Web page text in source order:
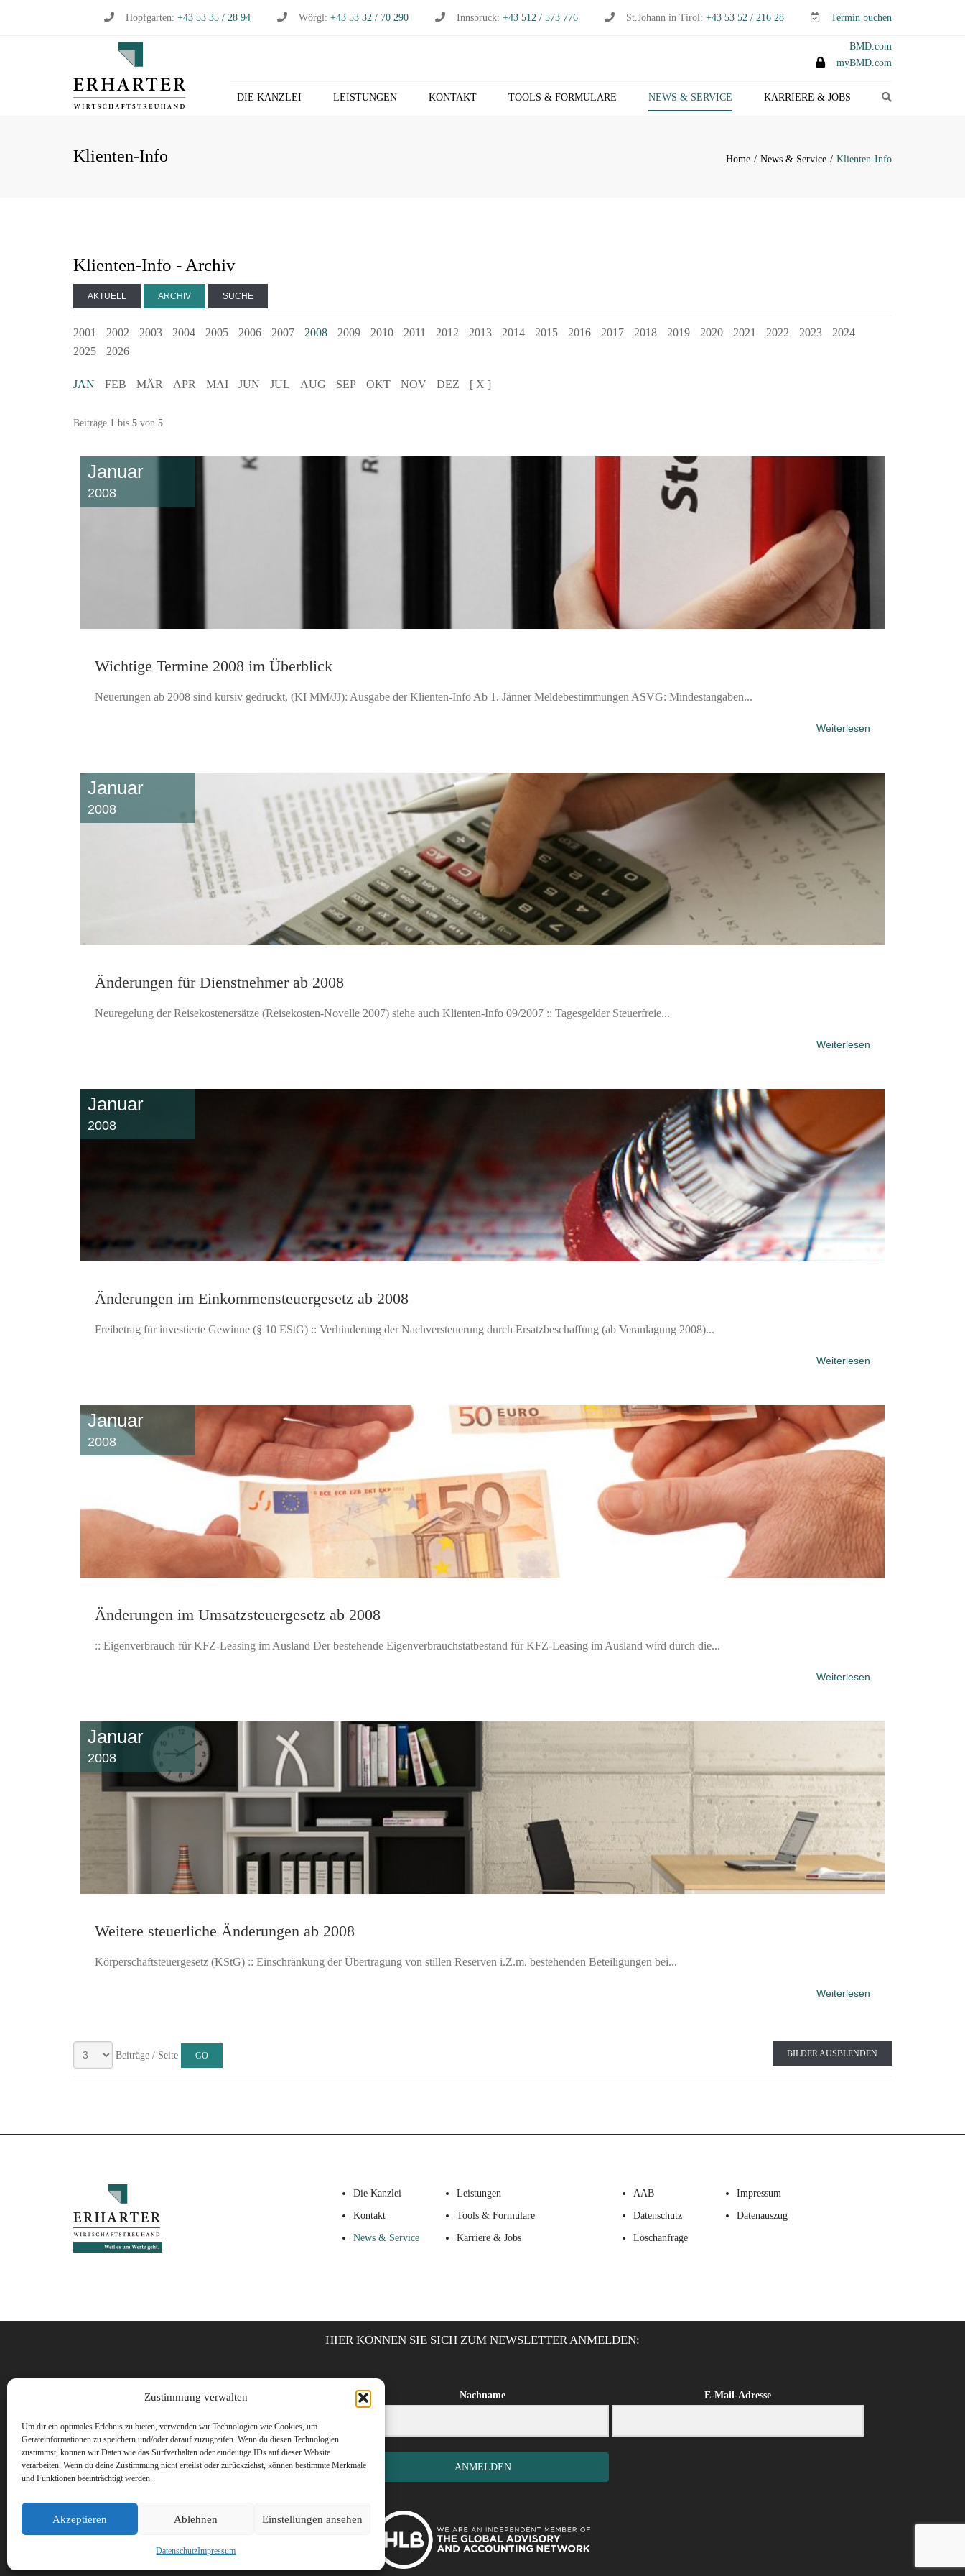
Zustimmung verwalten
Um dir ein optimales Erlebnis zu bieten, verwenden wir Technologien wie Cookies, um
Geräteinformationen zu speichern und/oder darauf zuzugreifen. Wenn du diesen Technologien
zustimmst, können wir Daten wie das Surfverhalten oder eindeutige IDs auf dieser Website
verarbeiten. Wenn du deine Zustimmung nicht erteilst oder zurückziehst, können bestimmte Merkmale
und Funktionen beeinträchtigt werden.
Akzeptieren Ablehnen Einstellungen ansehen
DatenschutzImpressum
Hopfgarten: +43 53 35 / 28 94 Wörgl: +43 53 32 / 70 290 Innsbruck: +43 512 / 573 776 St.Johann in Tirol: +43 53 52 / 216 28 Termin buchen
BMD.com
myBMD.com
DIE KANZLEI LEISTUNGEN KONTAKT TOOLS & FORMULARE NEWS & SERVICE KARRIERE & JOBS
Klienten-Info Home News & Service Klienten-Info
Klienten-Info - Archiv
AKTUELL ARCHIV SUCHE
2001 2002 2003 2004 2005 2006 2007 2008 2009 2010 2011 2012 2013 2014 2015 2016 2017 2018 2019 2020 2021 2022 2023
2024
2025
2026
JAN FEB MÄR APR MAI JUN JUL AUG SEP OKT NOV DEZ [ X ]
Beiträge 1 bis 5 von 5
Januar
2008
Wichtige Termine 2008 im Überblick
Neuerungen ab 2008 sind kursiv gedruckt, (KI MM/JJ): Ausgabe der Klienten-Info Ab 1. Jänner Meldebestimmungen ASVG: Mindestangaben...
Weiterlesen
Januar
2008
Änderungen für Dienstnehmer ab 2008
Neuregelung der Reisekostenersätze (Reisekosten-Novelle 2007) siehe auch Klienten-Info 09/2007 :: Tagesgelder Steuerfreie...
Weiterlesen
Januar
2008
Änderungen im Einkommensteuergesetz ab 2008
Freibetrag für investierte Gewinne (§ 10 EStG) :: Verhinderung der Nachversteuerung durch Ersatzbeschaffung (ab Veranlagung 2008)...
Weiterlesen
Januar
2008
Änderungen im Umsatzsteuergesetz ab 2008
:: Eigenverbrauch für KFZ-Leasing im Ausland Der bestehende Eigenverbrauchstatbestand für KFZ-Leasing im Ausland wird durch die...
Weiterlesen
Januar
2008
Weitere steuerliche Änderungen ab 2008
Körperschaftsteuergesetz (KStG) :: Einschränkung der Übertragung von stillen Reserven i.Z.m. bestehenden Beteiligungen bei...
Weiterlesen
Beiträge / Seite BILDER AUSBLENDEN
Die Kanzlei Leistungen
Kontakt Tools & Formulare
News & Service Karriere & Jobs
AAB Impressum
Datenschutz Datenauszug
Löschanfrage
HIER KÖNNEN SIE SICH ZUM NEWSLETTER ANMELDEN:
Vorname Nachname E-Mail-Adresse
ANMELDEN